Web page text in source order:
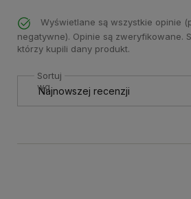
Wyświetlane są wszystkie opinie
negatywne). Opinie są zweryfikowane.
którzy kupili dany produkt.
Sortuj
wg